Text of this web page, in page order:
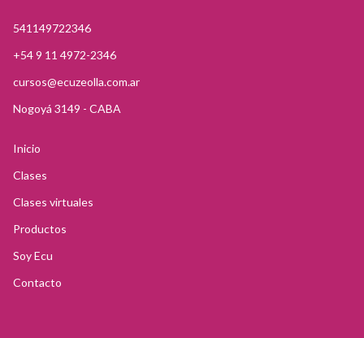
541149722346
+54 9 11 4972-2346
cursos@ecuzeolla.com.ar
Nogoyá 3149 - CABA
Inicio
Clases
Clases virtuales
Productos
Soy Ecu
Contacto